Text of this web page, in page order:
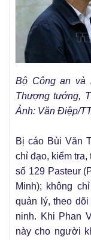
Bộ Công an và
Thượng tướng,
Ảnh: Văn Điệp/
Bị cáo Bùi Văn
chỉ đạo, kiểm tra,
số 129 Pasteur
Minh); không
quản lý, theo
ninh. Khi Phan
này cho người